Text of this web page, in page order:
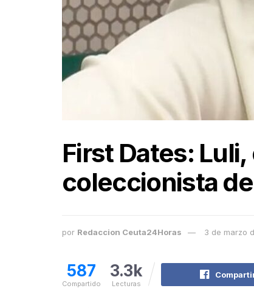
First Dates:
coleccionista
por Redaccion Ceuta24Horas 3 de marzo
587
Compartido
3.3k
Lecturas